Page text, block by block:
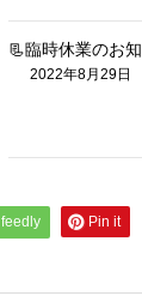
📃臨時休業のお
2022年8月29日
feedly Pin it